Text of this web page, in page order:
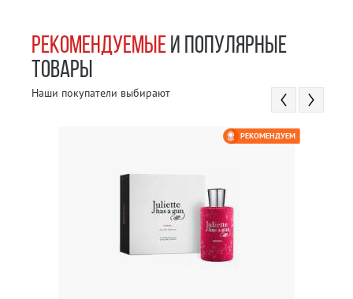
РЕКОМЕНДУЕМЫЕИ ПОПУЛЯРНЫЕ
ТОВАРЫ
Наши покупатели выбирают
РЕКОМЕНДУЕМ